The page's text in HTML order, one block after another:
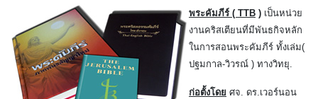
พระคัมภีร์ ( TTB ) เป็นหน่วย
งานคริสเตียนที่มีพันธกิจหลัก
ในการสอนพระคัมภีร์ ทั้งเล่ม(
ปฐมกาล-วิวรณ์ ) ทางวิทยุ.
ก่อตั้งโดย ศจ. ดร.เวอร์นอน